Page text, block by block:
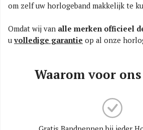
om zelf uw horlogeband makkelijk te
Omdat wij van alle merken officieel
u volledige garantie op al onze
Waarom voor